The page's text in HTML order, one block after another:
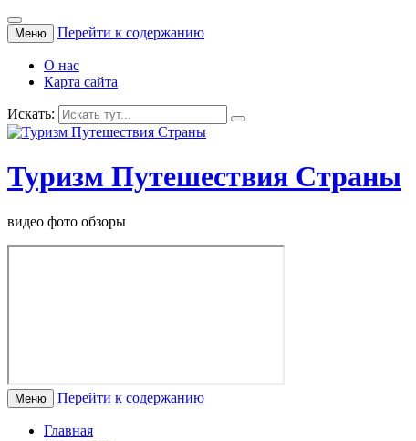
Меню Перейти к содержанию
О нас
Карта сайта
Искать:
Туризм Путешествия Страны
видео фото обзоры
Меню Перейти к содержанию
Главная